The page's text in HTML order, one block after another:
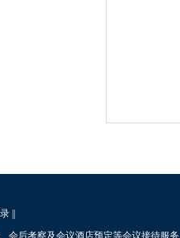
||
会后考察及会议酒店预定等会议接待服务